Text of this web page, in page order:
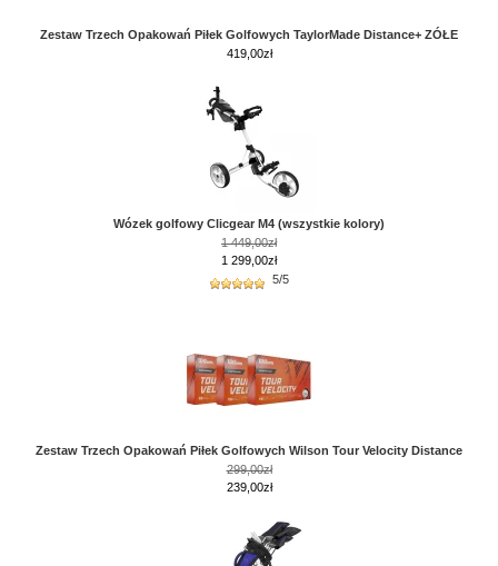
Zestaw Trzech Opakowań Piłek Golfowych TaylorMade Distance+ ZÓŁE
419,00zł
Wózek golfowy Clicgear M4 (wszystkie kolory)
1 449,00zł
1 299,00zł
5/5
Zestaw Trzech Opakowań Piłek Golfowych Wilson Tour Velocity Distance
299,00zł
239,00zł